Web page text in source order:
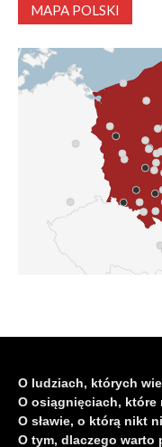
MAPA POLSKI
O ludziach, których
O osiągnięciach, które
O sławie, o którą nikt
O tym, dlaczego warto